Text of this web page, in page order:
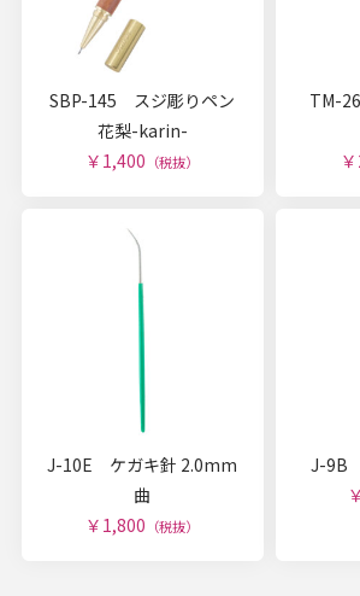
SBP-145 スジ彫りペン
花梨-karin-
￥1,400 （税抜）
TM-
J-10E ケガキ針 2.0mm
曲
￥1,800 （税抜）
J-9B